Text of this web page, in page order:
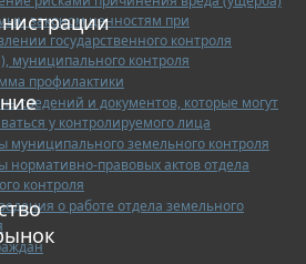
законом ценностям при
государственного контроля
муниципального контроля
профилактики
сведений и документов, которые могут
у контролируемого лица
муниципального земельного контроля
нормативно-правовых актов отдела
контроля
о работе отдела земельного